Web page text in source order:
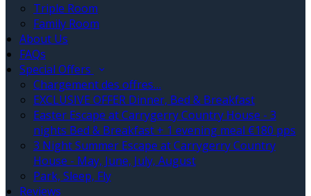
Triple Room
Family Room
About Us
FAQs
Special Offers
Chargement des offres…
EXCLUSIVE OFFER Dinner, Bed & Breakfast
Easter Escape at Carrygerry Country House - 3
nights Bed & Breakfast + 1 evening meal €180 pps
3 Night Summer Escape at Carrygerry Country
House - May, June, July, August
Park, Sleep, Fly
Reviews